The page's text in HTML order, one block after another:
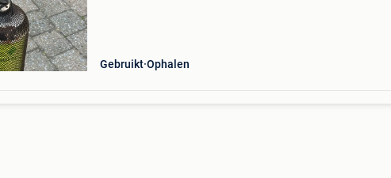
Gebruikt Ophalen